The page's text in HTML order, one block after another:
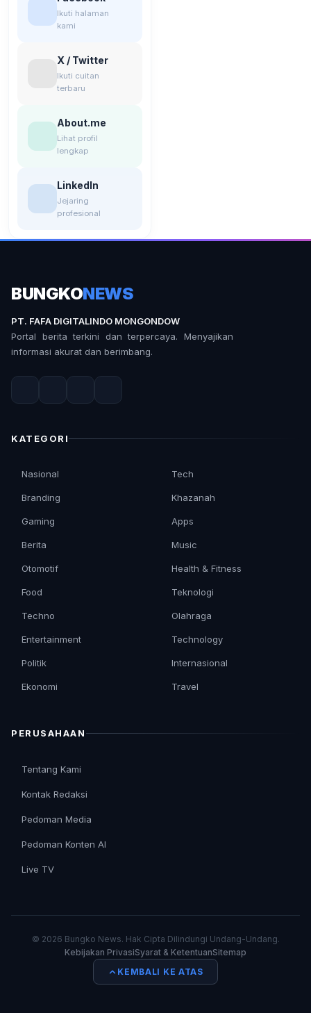
Ikuti halaman
kami
X / Twitter
Ikuti cuitan
terbaru
About.me
Lihat profil
lengkap
LinkedIn
Jejaring
profesional
BUNGKONEWS
PT. FAFA DIGITALINDO MONGONDOW
Portal berita terkini dan terpercaya. Menyajikan
informasi akurat dan berimbang.
KATEGORI
Nasional
Branding
Gaming
Berita
Otomotif
Tech
Khazanah
Apps
Music
Health & Fitness
Food
Techno
Entertainment
Politik
Ekonomi
Teknologi
Olahraga
Technology
Internasional
Travel
PERUSAHAAN
Tentang Kami
Kontak Redaksi
Pedoman Media
Pedoman Konten AI
Live TV
© 2026 Bungko News. Hak Cipta Dilindungi Undang-Undang.
Kebijakan PrivasiSyarat & KetentuanSitemap
KEMBALI KE ATAS